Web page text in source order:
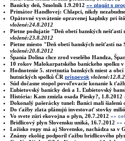
Banícky deň, Smolník 1.9.2012 »» plagát s
Primátor Handlovej: Chlapci, nikdy
Opätovné vysvätenie opravenej kaplnky pri
vložené:24.8.2012
Pietne podujatie "Deň obetí banských nešťastí
vložené:23.8.2012
Pietne miesto "Deň obetí banských nešťastí
vložené:20.8.2012
Špania Dolina chce zrod veselého Handza,
10 rokov Malokarpatského baníckeho spolku v
Hodnotenie 5. stretnutia banských miest a
hutnických spolků ČR príspevok
Súd dočasne stopol povoľovacie konanie k
Ľubietovský banícky deň a 1. Ľubietovský
História: Kam zmizla osada Piesky?, 1.8.2012
Dokonalý pašerácky tunel: Baníci mali šialenú
Do ťažby zlata plánujú investovať stovky
Vo svete zúri ekovojna o plyn, 20.7.2012 »»
Bridlicový plyn Slovensku uniká, 16.7.2012 »»
Ložisko ropy má aj Slovensko, nachádza sa v
Známy ekológ podporil ťažbu bridlicového